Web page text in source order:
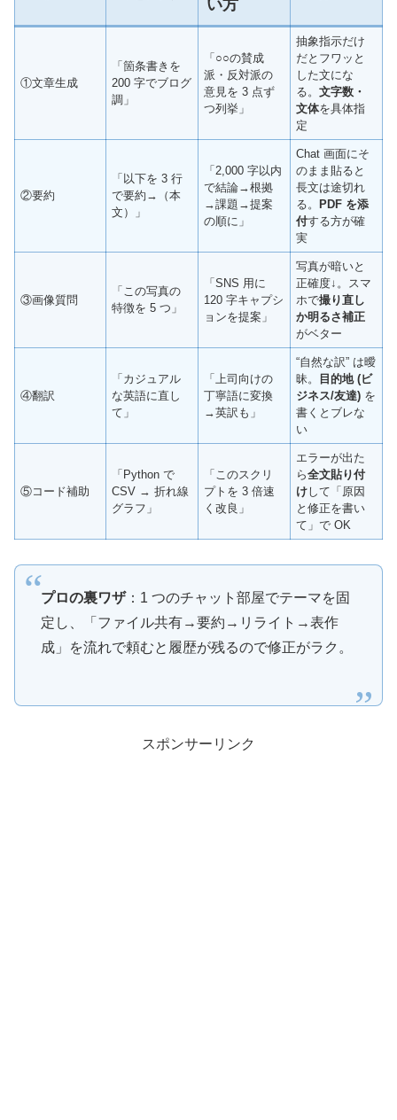
い方
①文章生成
「箇条書きを
200 字でブログ
調」
「○○の賛成
派・反対派の
意見を 3 点ず
つ列挙」
抽象指示だけ
だとフワッと
した文にな
る。文字数・
文体を具体指
定
②要約
「以下を 3 行
で要約→（本
文）」
「2,000 字以内
で結論→根拠
→課題→提案
の順に」
Chat 画面にそ
のまま貼ると
長文は途切れ
る。PDF を添
付する方が確
実
③画像質問
「この写真の
特徴を 5 つ」
「SNS 用に
120 字キャプシ
ョンを提案」
写真が暗いと
正確度↓。スマ
ホで撮り直し
か明るさ補正
がベター
④翻訳
「カジュアル
な英語に直し
て」
「上司向けの
丁寧語に変換
→英訳も」
“自然な訳” は曖
昧。
目的地 (ビ
ジネス/友達) を
書くとブレな
い
⑤コード補助
「Python で
CSV → 折れ線
グラフ」
「このスクリ
プトを 3 倍速
く改良」
エラーが出た
ら全文貼り付
けして「原因
と修正を書い
て」で OK
プロの裏ワザ：1 つのチャット部屋でテーマを固
定し、「ファイル共有→要約→リライト→表作
成」を流れで頼むと履歴が残るので修正がラク。
スポンサーリンク